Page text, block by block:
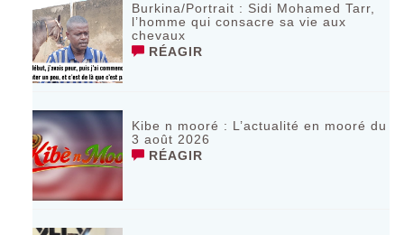
Burkina/Portrait : Sidi Mohamed Tarr,
l’homme qui consacre sa vie aux
chevaux
RÉAGIR
Kibe n mooré : L’actualité en mooré du
3 août 2026
RÉAGIR